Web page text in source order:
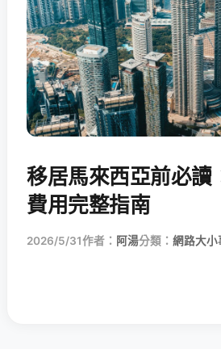
移居馬來西亞前必
費用完整指南
2026/5/31作者： 阿湯分類： 網路大小